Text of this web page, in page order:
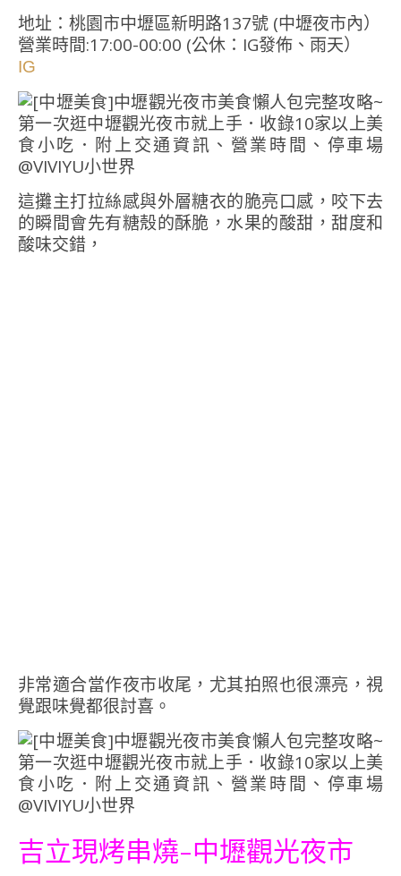
地址：桃園市中壢區新明路137號 (中壢夜市內）
營業時間:17:00-00:00 (公休：IG發佈、雨天）
IG
這攤主打拉絲感與外層糖衣的脆亮口感，咬下去
的瞬間會先有糖殼的酥脆，水果的酸甜，甜度和
酸味交錯，
非常適合當作夜市收尾，尤其拍照也很漂亮，視
覺跟味覺都很討喜。
吉立現烤串燒-中壢觀光夜市